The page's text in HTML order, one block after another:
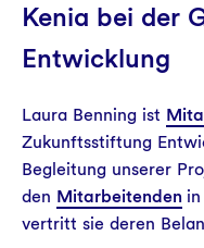
Kenia bei der
Entwicklung
Laura Benning ist
Zukunftsstiftung
Begleitung unserer
den Mitarbeitenden
vertritt sie deren